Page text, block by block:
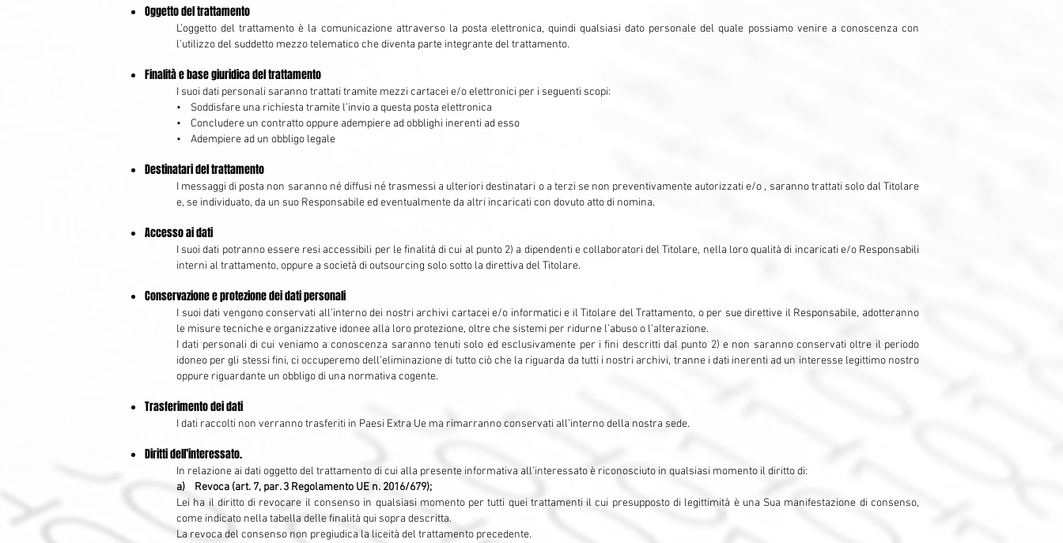
Oggetto del trattamento
L’oggetto del trattamento è la comunicazione attraverso la posta elettronica, quindi qualsiasi dato personale del quale possiamo venire a conoscenza con
l’utilizzo del suddetto mezzo telematico che diventa parte integrante del trattamento.
Finalità e base giuridica del trattamento
I suoi dati personali saranno trattati tramite mezzi cartacei e/o elettronici per i seguenti scopi:
• Soddisfare una richiesta tramite l’invio a questa posta elettronica
• Concludere un contratto oppure adempiere ad obblighi inerenti ad esso
• Adempiere ad un obbligo legale
Destinatari del trattamento
I messaggi di posta non saranno né diffusi né trasmessi a ulteriori destinatari o a terzi se non preventivamente autorizzati e/o , saranno trattati solo dal Titolare
e, se individuato, da un suo Responsabile ed eventualmente da altri incaricati con dovuto atto di nomina.
Accesso ai dati
I suoi dati potranno essere resi accessibili per le finalità di cui al punto 2) a dipendenti e collaboratori del Titolare, nella loro qualità di incaricati e/o Responsabili
interni al trattamento, oppure a società di outsourcing solo sotto la direttiva del Titolare.
Conservazione e protezione dei dati personali
I suoi dati vengono conservati all’interno dei nostri archivi cartacei e/o informatici e il Titolare del Trattamento, o per sue direttive il Responsabile, adotteranno
le misure tecniche e organizzative idonee alla loro protezione, oltre che sistemi per ridurne l’abuso o l’alterazione.
I dati personali di cui veniamo a conoscenza saranno tenuti solo ed esclusivamente per i fini descritti dal punto 2) e non saranno conservati oltre il periodo
idoneo per gli stessi fini, ci occuperemo dell’eliminazione di tutto ciò che la riguarda da tutti i nostri archivi, tranne i dati inerenti ad un interesse legittimo nostro
oppure riguardante un obbligo di una normativa cogente.
Trasferimento dei dati
I dati raccolti non verranno trasferiti in Paesi Extra Ue ma rimarranno conservati all’interno della nostra sede.
Diritti dell’interessato.
In relazione ai dati oggetto del trattamento di cui alla presente informativa all’interessato è riconosciuto in qualsiasi momento il diritto di:
a) Revoca (art. 7, par. 3 Regolamento UE n. 2016/679);
Lei ha il diritto di revocare il consenso in qualsiasi momento per tutti quei trattamenti il cui presupposto di legittimità è una Sua manifestazione di consenso,
come indicato nella tabella delle finalità qui sopra descritta.
La revoca del consenso non pregiudica la liceità del trattamento precedente.